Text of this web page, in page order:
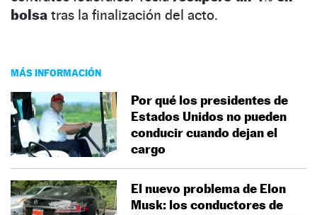
bolsa tras la finalización del acto.
MÁS INFORMACIÓN
Por qué los presidentes de
Estados Unidos no pueden
conducir cuando dejan el
cargo
El nuevo problema de Elon
Musk: los conductores de